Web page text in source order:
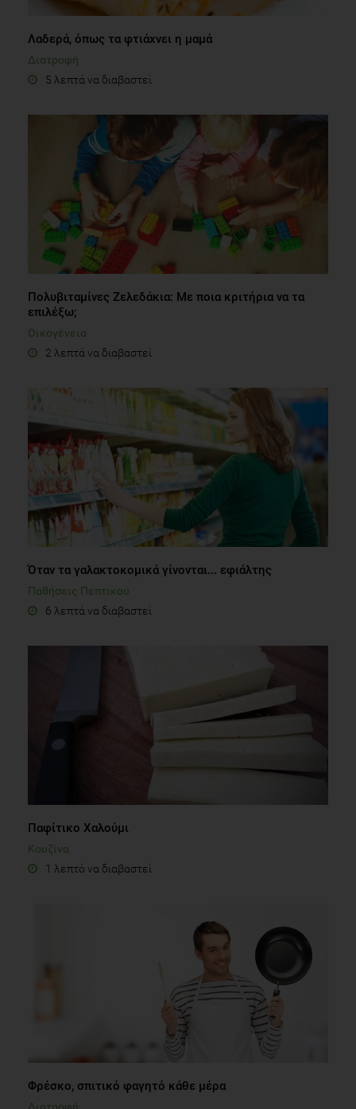
Λαδερά, όπως τα φτιάχνει η μαμά
Διατροφή
5 λεπτά να διαβαστεί
Πολυβιταμίνες Ζελεδάκια: Με ποια κριτήρια να τα
επιλέξω;
Οικογένεια
2 λεπτά να διαβαστεί
Όταν τα γαλακτοκομικά γίνονται... εφιάλτης
Παθήσεις Πεπτικού
6 λεπτά να διαβαστεί
Παφίτικο Χαλούμι
Κουζίνα
1 λεπτό να διαβαστεί
Φρέσκο, σπιτικό φαγητό κάθε μέρα
Διατροφή